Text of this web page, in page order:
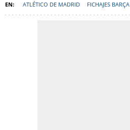
ATLÉTICO DE MADRID FICHAJES BARÇA